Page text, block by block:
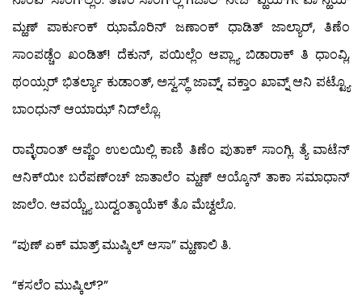
ಮ್ಹಣ್ ಪಾರ್ಕುಂಕ್ ಝಾಮೊರಿನ್ ಜಣಾಂಕ್ ಧಾಡಿತ್ ಜಾಲ್ಯಾರ್, ತಿಣೆಂ
ಸಾಂಪಡ್ಚೆಂ ಖಂಡಿತ್! ದೆಕುನ್, ಪಯಿಲ್ಲೆಂ ಆಪ್ಲ್ಯಾ ಬಿಡಾರಾಕ್ ತಿ ಧಾಂವ್ಲಿ,
ಥಂಯ್ಸರ್ ಭಿತರ್ಲ್ಯಾ ಕುಡಾಂತ್, ಅಸ್ವಸ್ಥ್ ಜಾವ್ನ್, ವಕ್ತಾಂ ಖಾವ್ನ್ ಆನಿ ಪಟ್ಟ್ಯೊ
ಬಾಂಧುನ್ ಆಯಾಝ್ ನಿದ್‍ಲ್ಲೊ.
ರಾವ್ಳೆರಾಂತ್ ಆಪ್ಣೆಂ ಉಲಯಿಲ್ಲಿ ಕಾಣಿ ತಿಣೆಂ ಪುತಾಕ್ ಸಾಂಗ್ಲಿ. ತ್ಯೆ ವಾಟೆನ್
ಆನಿಕ್‍ಯೀ ಬರೆಪಣ್‍ಂಚ್ ಜಾತಾಲೆಂ ಮ್ಹಣ್ ಆಯ್ಕೊನ್ ತಾಕಾ ಸಮಾಧಾನ್
ಜಾಲೆಂ. ಆವಯ್ಚ್ಯೆ ಬುದ್ವಂತ್ಕಾಯೆಕ್ ತೊ ಮೆಚ್ವಲೊ.
“ಪುಣ್ ಏಕ್ ಮಾತ್ರ್ ಮುಷ್ಕಿಲ್ ಆಸಾ” ಮ್ಹಣಾಲಿ ತಿ.
“ಕಸಲೆಂ ಮುಷ್ಕಿಲ್?”